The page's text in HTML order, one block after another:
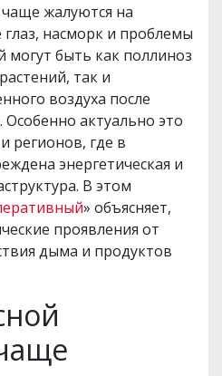
жалуются на
насморк и проблемы
быть как поллиноз
так и
воздуха после
актуально это
регионов, где в
энергетическая и
В этом
» объясняет,
проявления от
дыма и продуктов